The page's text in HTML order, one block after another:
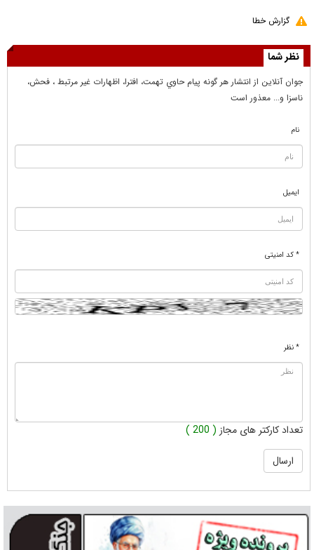
گزارش خطا
نظر شما
جوان آنلاين از انتشار هر گونه پيام حاوي تهمت، افترا، اظهارات غير مرتبط ، فحش،
ناسزا و... معذور است
نام
ایمیل
* کد امنیتی
* نظر
تعداد کارکتر های مجاز ( 200 )